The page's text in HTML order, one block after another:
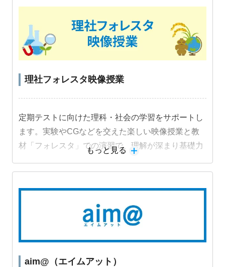
理社フォレスタ映像授業
定期テストに向けた理科・社会の学習をサポートし
ます。実験やCGなどを交えた楽しい映像授業と教
材「フォレスタ」での演習で、理解が深まり基礎力
もっと見る
aim@（エイムアット）